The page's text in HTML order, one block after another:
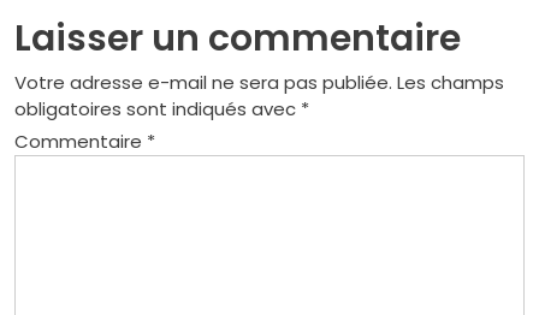
Laisser un commentaire
Votre adresse e-mail ne sera pas publiée. Les champs
obligatoires sont indiqués avec *
Commentaire *